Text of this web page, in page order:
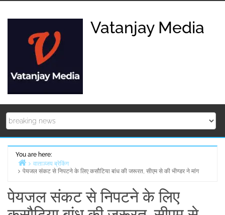
Vatanjay Media
You are here:
Home
वाताञ्जय ब्रेकिंग
पेयजल संकट से निपटने के लिए कसौटिया बांध की जरूरत, सीएम से की भीण्डर ने मांग
पेयजल संकट से निपटने के लिए